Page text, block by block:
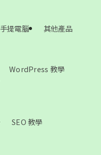
手提電腦 其他產品
WordPress 教學
SEO 教學